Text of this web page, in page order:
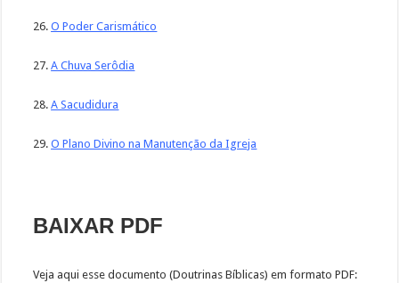
26.O Poder Carismático
27.A Chuva Serôdia
28.A Sacudidura
29.O Plano Divino na Manutenção da Igreja
BAIXAR PDF
Veja aqui esse documento (Doutrinas Bíblicas) em formato PDF: